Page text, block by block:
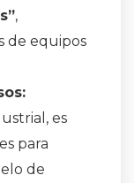
,
de equipos
es
para
de